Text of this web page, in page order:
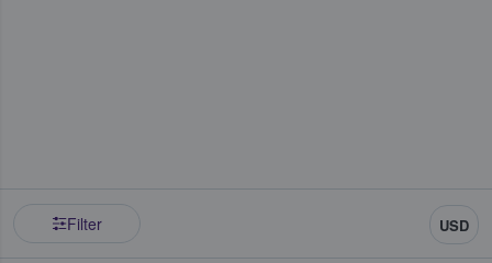
Filter USD